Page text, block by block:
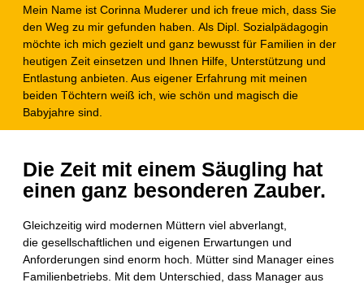
Mein Name ist Corinna Muderer und ich freue mich, dass Sie
den Weg zu mir gefunden haben. Als Dipl. Sozialpädagogin
möchte ich mich gezielt und ganz bewusst für Familien in der
heutigen Zeit einsetzen und Ihnen Hilfe, Unterstützung und
Entlastung anbieten. Aus eigener Erfahrung mit meinen
beiden Töchtern weiß ich, wie schön und magisch die
Babyjahre sind.
Die Zeit mit einem Säugling hat
einen ganz besonderen Zauber.
Gleichzeitig wird modernen Müttern viel abverlangt,
die gesellschaftlichen und eigenen Erwartungen und
Anforderungen sind enorm hoch. Mütter sind Manager eines
Familienbetriebs. Mit dem Unterschied, dass Manager aus